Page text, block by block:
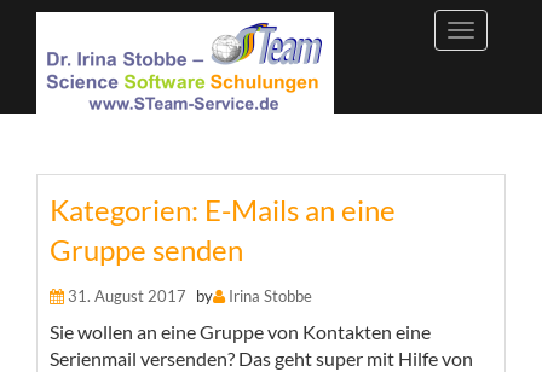
content
Kategorien: E-Mails an eine
Gruppe senden
31. August 2017 by Irina Stobbe
Sie wollen an eine Gruppe von Kontakten eine
Serienmail versenden? Das geht super mit Hilfe von